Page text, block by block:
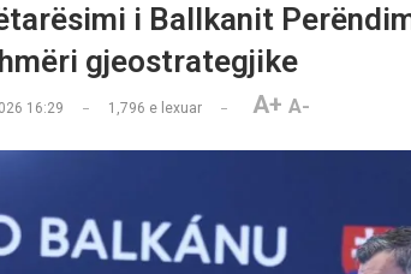
i Ballkanit
gjeostrategjike
16:29 1,796 e lexuar A+ A-